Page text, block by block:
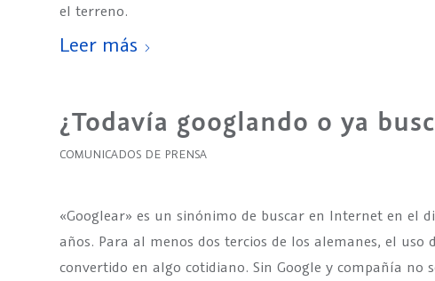
el terreno.
Leer más
¿Todavía googlando o ya
COMUNICADOS DE PRENSA
«Googlear» es un sinónimo de buscar en Internet en el
años. Para al menos dos tercios de los alemanes, el uso
convertido en algo cotidiano. Sin Google y compañía no